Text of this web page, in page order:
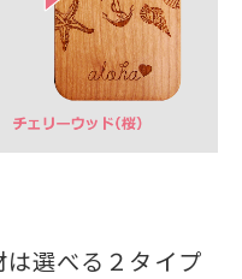
選べる２タイプ